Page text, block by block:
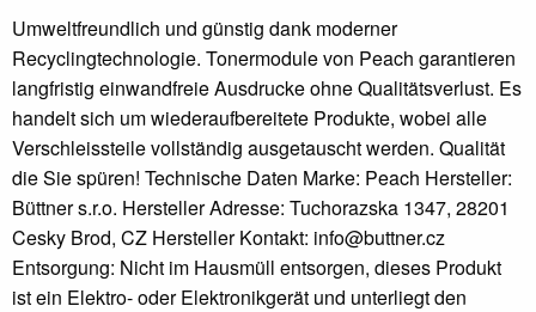
Umweltfreundlich und günstig dank moderner
Recyclingtechnologie. Tonermodule von Peach garantieren
langfristig einwandfreie Ausdrucke ohne Qualitätsverlust. Es
handelt sich um wiederaufbereitete Produkte, wobei alle
Verschleissteile vollständig ausgetauscht werden. Qualität
die Sie spüren! Technische Daten Marke: Peach Hersteller:
Büttner s.r.o. Hersteller Adresse: Tuchorazska 1347, 28201
Cesky Brod, CZ Hersteller Kontakt: info@buttner.cz
Entsorgung: Nicht im Hausmüll entsorgen, dieses Produkt
ist ein Elektro- oder Elektronikgerät und unterliegt den